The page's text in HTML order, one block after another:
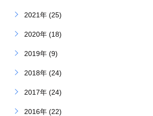
2021年 (25)
2020年 (18)
2019年 (9)
2018年 (24)
2017年 (24)
2016年 (22)